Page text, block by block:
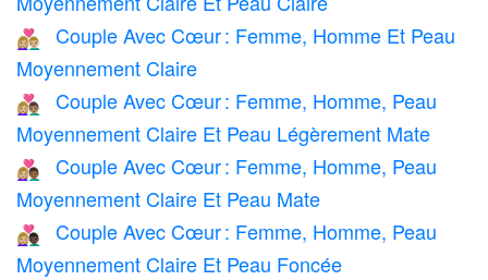
👩🏼‍❤️‍👨🏼
Couple Avec Cœur : Femme, Homme Et Peau
Moyennement Claire
👩🏼‍❤️‍👨🏽
Couple Avec Cœur : Femme, Homme, Peau
Moyennement Claire Et Peau Légèrement Mate
👩🏼‍❤️‍👨🏾
Couple Avec Cœur : Femme, Homme, Peau
Moyennement Claire Et Peau Mate
👩🏼‍❤️‍👨🏿
Couple Avec Cœur : Femme, Homme, Peau
Moyennement Claire Et Peau Foncée